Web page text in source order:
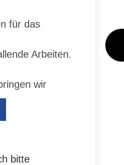
für das
Arbeiten.
wir
bitte